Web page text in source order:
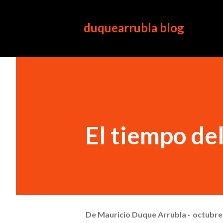
duquearrubla blog
El tiempo
De Mauricio Duque Arrubla octubre